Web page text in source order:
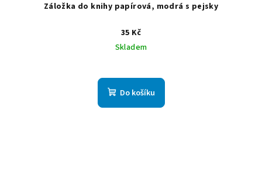
Záložka do knihy papírová, modrá s pejsky
35 Kč
Skladem
Do košíku